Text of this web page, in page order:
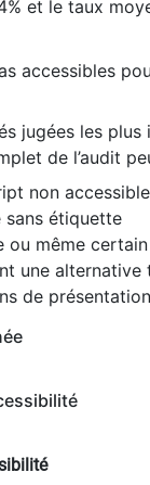
et le taux
accessibles
jugées les
de l’audit
non
sans étiquette
même
une alternative
de